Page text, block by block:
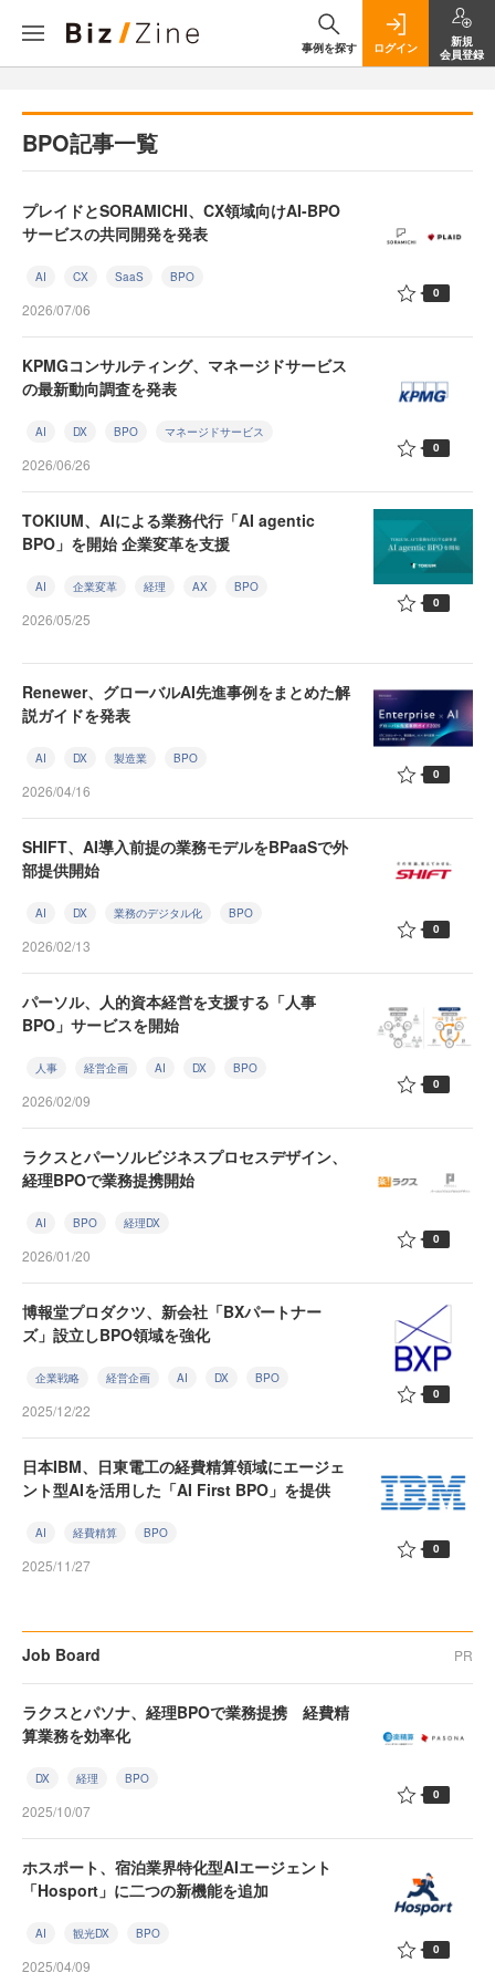
事例を探す ログイン
新規
会員登録
BPO記事一覧
プレイドとSORAMICHI、CX領域向けAI-BPO
サービスの共同開発を発表
AI CX SaaS BPO
2026/07/06
0
KPMGコンサルティング、マネージドサービス
の最新動向調査を発表
AI DX BPO マネージドサービス
2026/06/26
0
TOKIUM、AIによる業務代行「AI agentic
BPO」を開始 企業変革を支援
AI 企業変革 経理 AX BPO
2026/05/25
0
Renewer、グローバルAI先進事例をまとめた解
説ガイドを発表
AI DX 製造業 BPO
2026/04/16
0
SHIFT、AI導入前提の業務モデルをBPaaSで外
部提供開始
AI DX 業務のデジタル化 BPO
2026/02/13
0
パーソル、人的資本経営を支援する「人事
BPO」サービスを開始
人事 経営企画 AI DX BPO
2026/02/09
0
ラクスとパーソルビジネスプロセスデザイン、
経理BPOで業務提携開始
AI BPO 経理DX
2026/01/20
0
博報堂プロダクツ、新会社「BXパートナー
ズ」設立しBPO領域を強化
企業戦略 経営企画 AI DX BPO
2025/12/22
0
日本IBM、日東電工の経費精算領域にエージェ
ント型AIを活用した「AI First BPO」を提供
AI 経費精算 BPO
2025/11/27
0
Job Board PR
ラクスとパソナ、経理BPOで業務提携 経費精
算業務を効率化
DX 経理 BPO
2025/10/07
0
ホスポート、宿泊業界特化型AIエージェント
「Hosport」に二つの新機能を追加
AI 観光DX BPO
2025/04/09
0